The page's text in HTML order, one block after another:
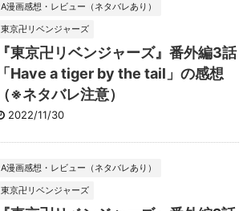
A漫画感想・レビュー（ネタバレあり）
東京卍リベンジャーズ
『東京卍リベンジャーズ』番外編3話
「Have a tiger by the tail」の感想
（※ネタバレ注意）
2022/11/30
A漫画感想・レビュー（ネタバレあり）
東京卍リベンジャーズ